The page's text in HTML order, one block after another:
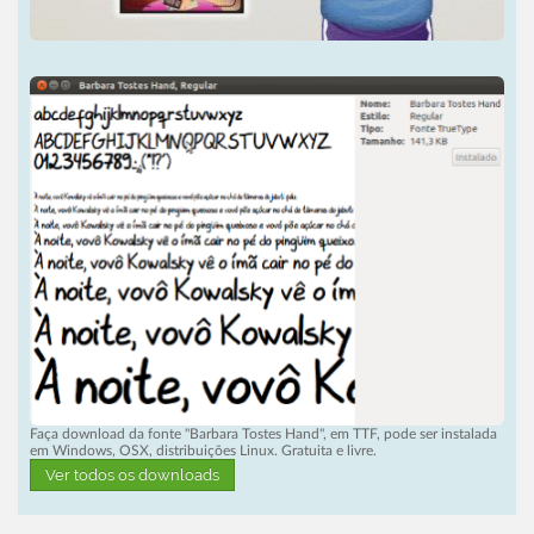
Faça download da fonte "Barbara Tostes Hand", em TTF, pode ser instalada
em Windows, OSX, distribuições Linux. Gratuita e livre.
Ver todos os downloads